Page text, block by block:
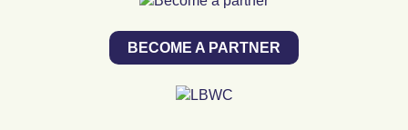
BECOME A PARTNER